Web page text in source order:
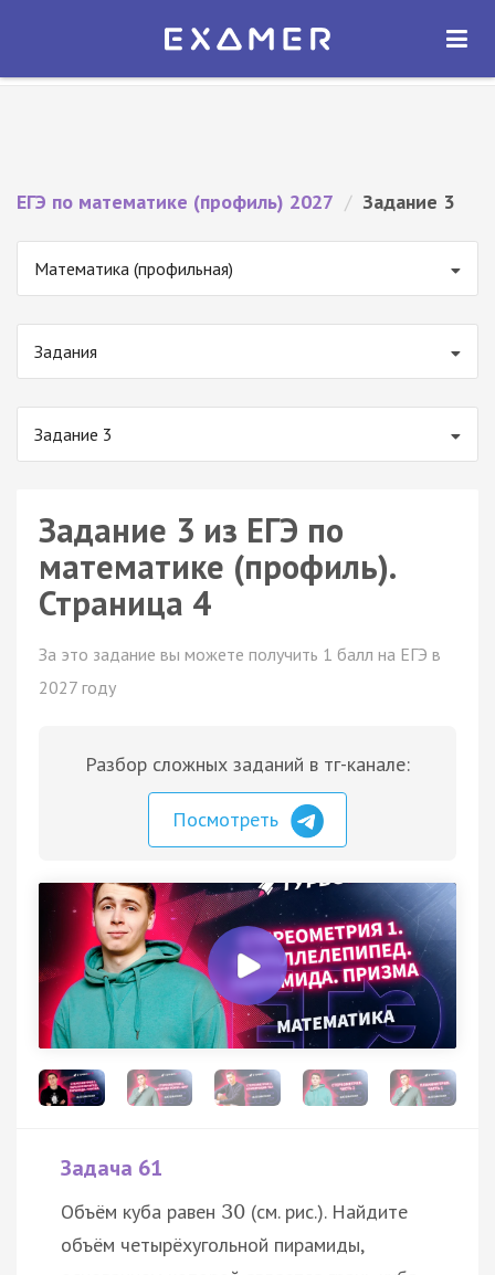
Экзамер — ЕГЭ 2027
ОТКРЫТЬ
ЕГЭ по математике (профиль) 2027 / Задание 3
Математика (профильная)
Задания
Задание 3
Задание 3 из ЕГЭ по
математике (профиль).
Страница 4
За это задание вы можете получить 1 балл на ЕГЭ в
2027 году
Разбор сложных заданий в тг-канале:
Посмотреть
Задача 61
Объём куба равен 30 (см. рис.). Найдите
объём четырёхугольной пирамиды,